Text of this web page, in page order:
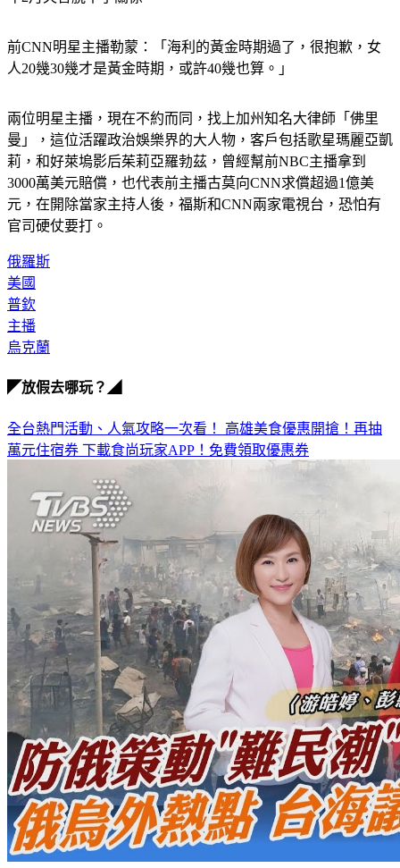
前CNN明星主播勒蒙：「海利的黃金時期過了，很抱歉，女
人20幾30幾才是黃金時期，或許40幾也算。」
兩位明星主播，現在不約而同，找上加州知名大律師「佛里
曼」，這位活躍政治娛樂界的大人物，客戶包括歌星瑪麗亞凱
莉，和好萊塢影后茱莉亞羅勃茲，曾經幫前NBC主播拿到
3000萬美元賠償，也代表前主播古莫向CNN求償超過1億美
元，在開除當家主持人後，福斯和CNN兩家電視台，恐怕有
官司硬仗要打。
俄羅斯
美國
普欽
主播
烏克蘭
◤放假去哪玩？◢
全台熱門活動、人氣攻略一次看！ 高雄美食優惠開搶！再抽
萬元住宿券 下載食尚玩家APP！免費領取優惠券